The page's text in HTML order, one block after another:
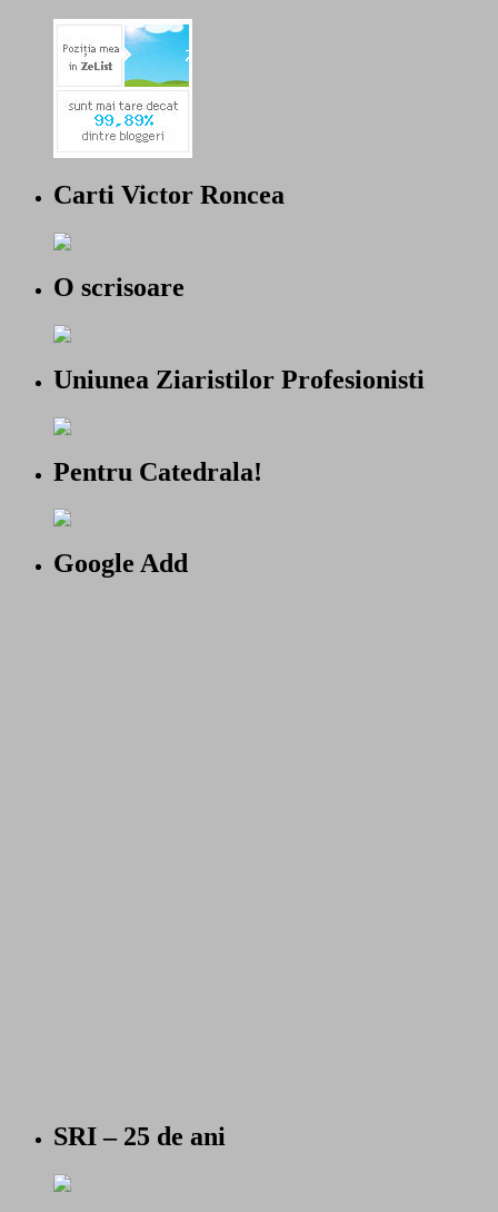
Carti Victor Roncea
O scrisoare
Uniunea Ziaristilor Profesionisti
Pentru Catedrala!
Google Add
SRI – 25 de ani